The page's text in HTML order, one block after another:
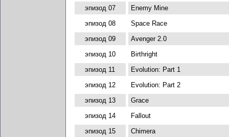
эпизод 07
Enemy Mine
эпизод 08
Space Race
эпизод 09
Avenger 2.0
эпизод 10
Birthright
эпизод 11
Evolution: Part 1
эпизод 12
Evolution: Part 2
эпизод 13
Grace
эпизод 14
Fallout
эпизод 15
Chimera